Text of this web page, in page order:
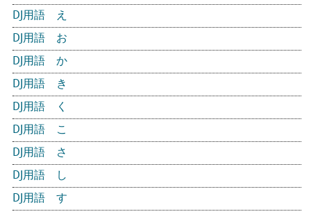
DJ用語 え
DJ用語 お
DJ用語 か
DJ用語 き
DJ用語 く
DJ用語 こ
DJ用語 さ
DJ用語 し
DJ用語 す